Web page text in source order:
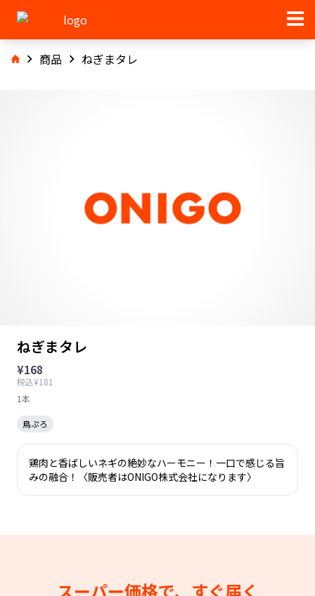
商品 ねぎまタレ
ねぎまタレ
¥168
税込¥181
1本
鳥ぷろ
鶏肉と香ばしいネギの絶妙なハーモニー！一口で感じる旨
みの融合！〈販売者はONIGO株式会社になります〉
スーパー価格で、すぐ届く